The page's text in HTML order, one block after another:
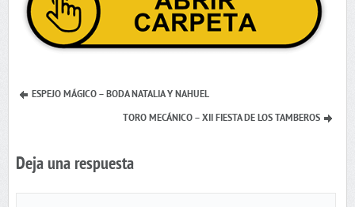
ESPEJO MÁGICO – BODA NATALIA Y NAHUEL
TORO MECÁNICO – XII FIESTA DE LOS TAMBEROS
Deja una respuesta